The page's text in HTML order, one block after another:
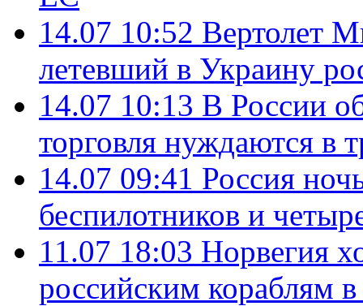
14.07 10:52 Вертолет
летевший в Украину
14.07 10:13 В России
торговля нуждаются в
14.07 09:41 Россия
беспилотников и
11.07 18:03 Норвегия
российским кораблям